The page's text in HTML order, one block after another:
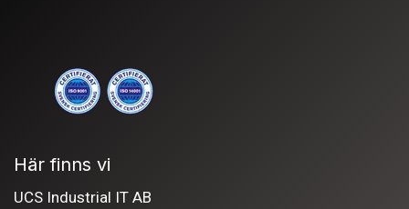
Här finns vi
UCS Industrial IT AB